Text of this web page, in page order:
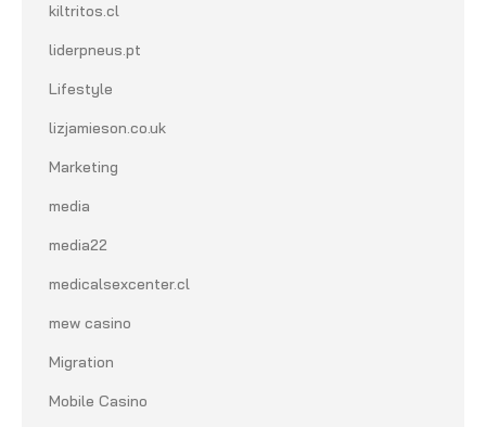
kiltritos.cl
liderpneus.pt
Lifestyle
lizjamieson.co.uk
Marketing
media
media22
medicalsexcenter.cl
mew casino
Migration
Mobile Casino